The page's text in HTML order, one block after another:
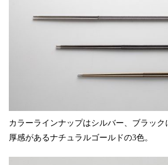
カラーラインナップはシルバー、ブラッ
厚感があるナチュラルゴールドの3色。